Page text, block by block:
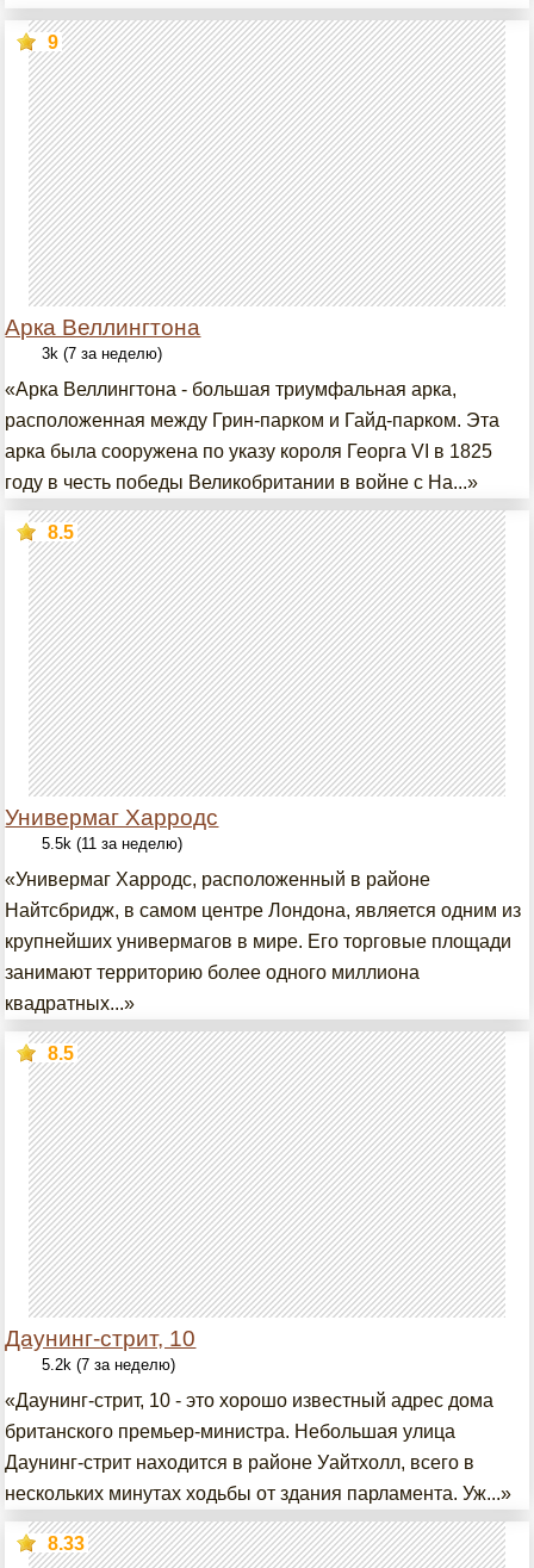
Арка Веллингтона
9
3k (7 за неделю)
«Арка Веллингтона - большая триумфальная арка,
расположенная между Грин-парком и Гайд-парком. Эта
арка была сооружена по указу короля Георга VI в 1825
году в честь победы Великобритании в войне с На...»
Универмаг Харродс
8.5
5.5k (11 за неделю)
«Универмаг Харродс, расположенный в районе
Найтсбридж, в самом центре Лондона, является одним из
крупнейших универмагов в мире. Его торговые площади
занимают территорию более одного миллиона
квадратных...»
Даунинг-стрит, 10
8.5
5.2k (7 за неделю)
«Даунинг-стрит, 10 - это хорошо известный адрес дома
британского премьер-министра. Небольшая улица
Даунинг-стрит находится в районе Уайтхолл, всего в
нескольких минутах ходьбы от здания парламента. Уж...»
8.33